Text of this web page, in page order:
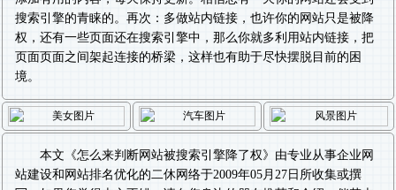
搜索引擎的青睐的。再次：多做站内链接，也许你的网站只是被降
权，还有一些页面还在搜索引擎中，那么你就多利用站内链接，把
页面页面之间架起连接的桥梁，这样也有助于尽快摆脱目前的困
境。
本文《怎么来判断网站被搜索引擎降了权》由专业从事企业网
站建设和 网站排名优化的二休网络于2009年05月27日所收集或撰